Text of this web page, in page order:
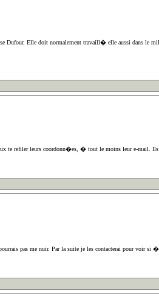
Dufour. Elle doit normalement travaill� elle aussi dans
te refiler leurs coordonn�es, � tout le moins leur e-mail.
pas me nuir. Par la suite je les contacterai pour voir si